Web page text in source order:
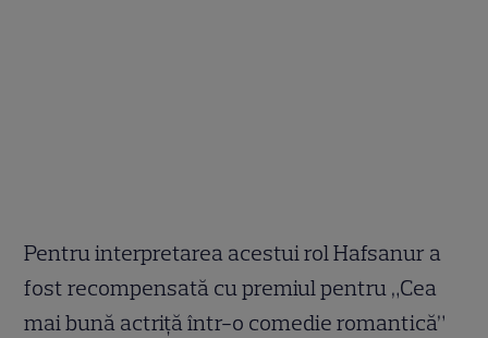
Pentru interpretarea acestui rol Hafsanur a
fost recompensată cu premiul pentru „Cea
mai bună actriță într-o comedie romantică”